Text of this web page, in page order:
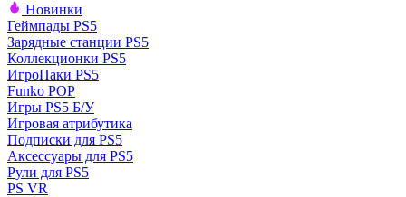
Новинки
Геймпады PS5
Зарядные станции PS5
Коллекционки PS5
ИгроПаки PS5
Funko POP
Игры PS5 Б/У
Игровая атрибутика
Подписки для PS5
Аксессуары для PS5
Рули для PS5
PS VR